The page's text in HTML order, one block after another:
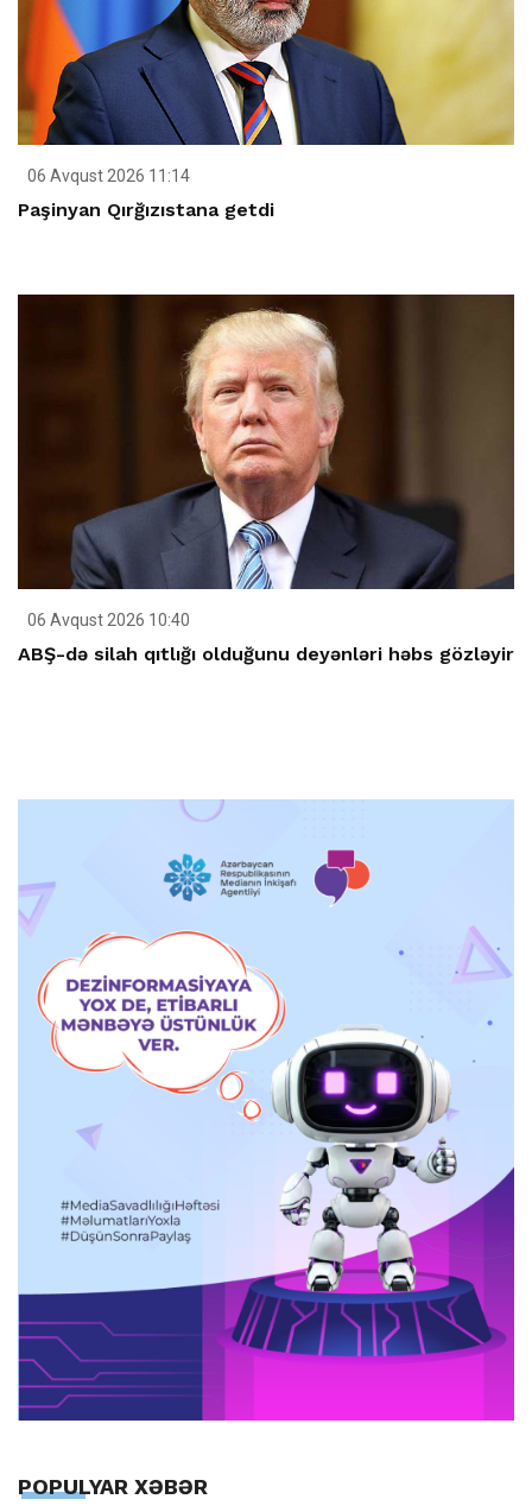
06 Avqust 2026 11:14
Paşinyan Qırğızıstana getdi
06 Avqust 2026 10:40
ABŞ-də silah qıtlığı olduğunu deyənləri həbs gözləyir
POPULYAR XƏBƏR